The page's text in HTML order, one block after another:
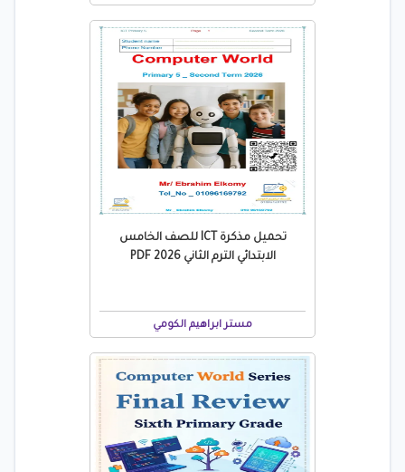
تحميل مذكرة ICT للصف الخامس
الابتدائي الترم الثاني 2026 PDF
مستر ابراهيم الكومي